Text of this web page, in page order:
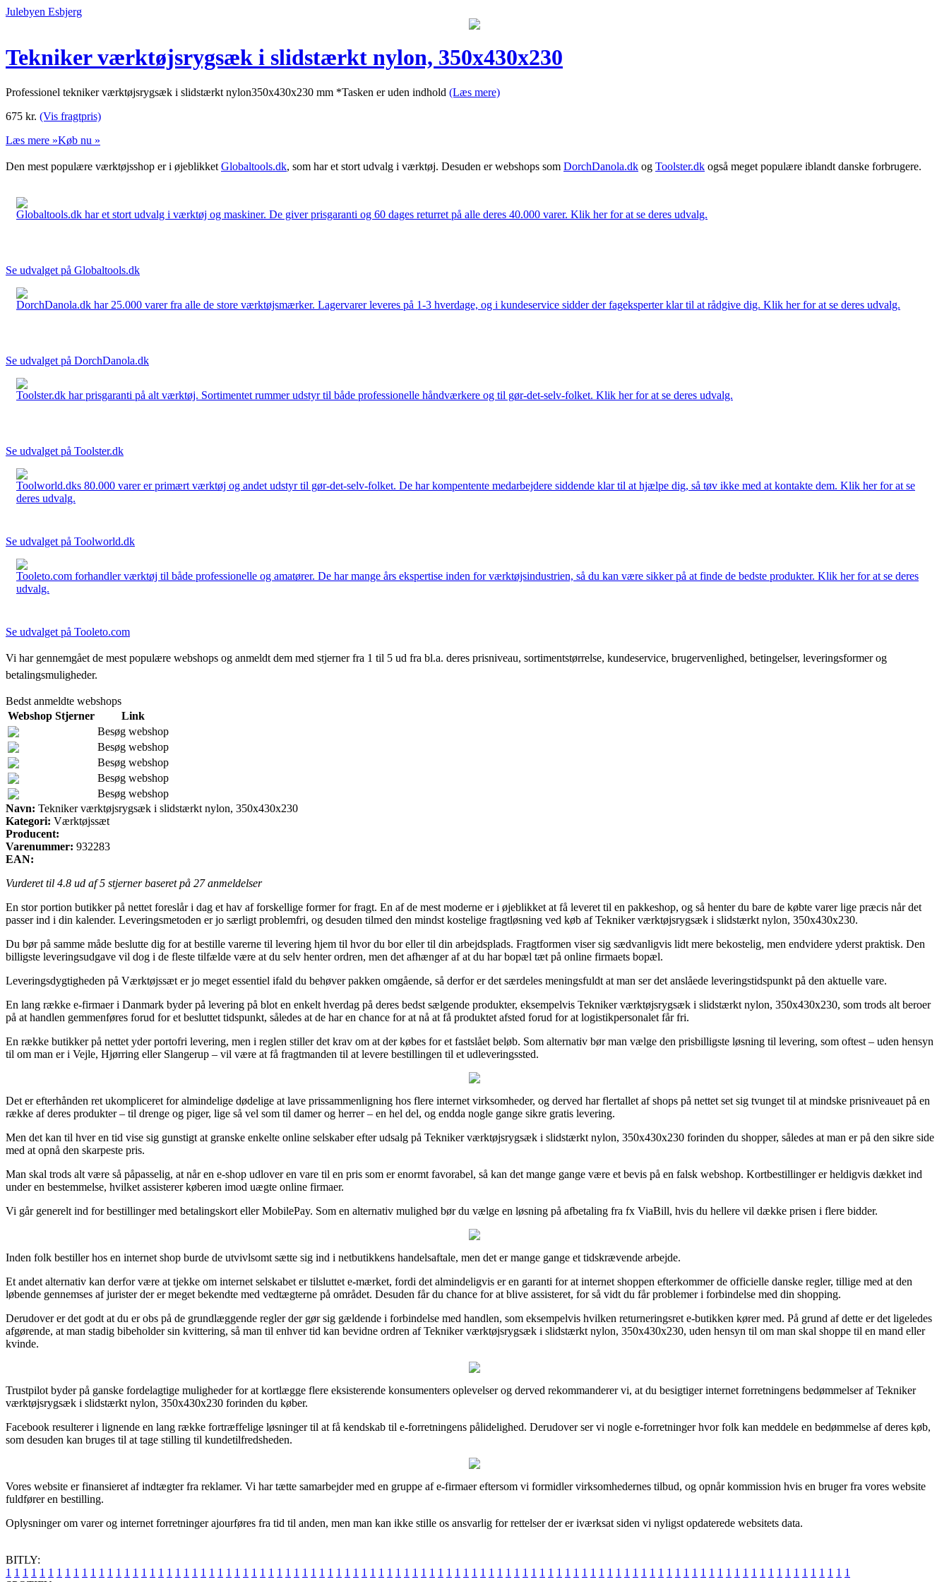
Julebyen Esbjerg
Tekniker værktøjsrygsæk i slidstærkt nylon, 350x430x230
Professionel tekniker værktøjsrygsæk i slidstærkt nylon350x430x230 mm *Tasken er uden indhold (Læs mere)
675 kr. (Vis fragtpris)
Læs mere »Køb nu »
Den mest populære værktøjsshop er i øjeblikket Globaltools.dk, som har et stort udvalg i værktøj. Desuden er webshops som DorchDanola.dk og Toolster.dk også meget populære iblandt danske forbrugere.
Globaltools.dk har et stort udvalg i værktøj og maskiner. De giver prisgaranti og 60 dages returret på alle deres 40.000 varer. Klik her for at se deres udvalg.
Se udvalget på Globaltools.dk
DorchDanola.dk har 25.000 varer fra alle de store værktøjsmærker. Lagervarer leveres på 1-3 hverdage, og i kundeservice sidder der fageksperter klar til at rådgive dig. Klik her for at se deres udvalg.
Se udvalget på DorchDanola.dk
Toolster.dk har prisgaranti på alt værktøj. Sortimentet rummer udstyr til både professionelle håndværkere og til gør-det-selv-folket. Klik her for at se deres udvalg.
Se udvalget på Toolster.dk
Toolworld.dks 80.000 varer er primært værktøj og andet udstyr til gør-det-selv-folket. De har kompentente medarbejdere siddende klar til at hjælpe dig, så tøv ikke med at kontakte dem. Klik her for at se
deres udvalg.
Se udvalget på Toolworld.dk
Tooleto.com forhandler værktøj til både professionelle og amatører. De har mange års ekspertise inden for værktøjsindustrien, så du kan være sikker på at finde de bedste produkter. Klik her for at se deres
udvalg.
Se udvalget på Tooleto.com
Vi har gennemgået de mest populære webshops og anmeldt dem med stjerner fra 1 til 5 ud fra bl.a. deres prisniveau, sortimentstørrelse, kundeservice, brugervenlighed, betingelser, leveringsformer og
betalingsmuligheder.
Bedst anmeldte webshops
Webshop Stjerner
Link
Besøg webshop
Besøg webshop
Besøg webshop
Besøg webshop
Besøg webshop
Navn: Tekniker værktøjsrygsæk i slidstærkt nylon, 350x430x230
Kategori: Værktøjssæt
Producent:
Varenummer: 932283
EAN:
Vurderet til 4.8 ud af 5 stjerner baseret på 27anmeldelser
En stor portion butikker på nettet foreslår i dag et hav af forskellige former for fragt. En af de mest moderne er i øjeblikket at få leveret til en pakkeshop, og så henter du bare de købte varer lige præcis når det
passer ind i din kalender. Leveringsmetoden er jo særligt problemfri, og desuden tilmed den mindst kostelige fragtløsning ved køb af Tekniker værktøjsrygsæk i slidstærkt nylon, 350x430x230.
Du bør på samme måde beslutte dig for at bestille varerne til levering hjem til hvor du bor eller til din arbejdsplads. Fragtformen viser sig sædvanligvis lidt mere bekostelig, men endvidere yderst praktisk. Den
billigste leveringsudgave vil dog i de fleste tilfælde være at du selv henter ordren, men det afhænger af at du har bopæl tæt på online firmaets bopæl.
Leveringsdygtigheden på Værktøjssæt er jo meget essentiel ifald du behøver pakken omgående, så derfor er det særdeles meningsfuldt at man ser det anslåede leveringstidspunkt på den aktuelle vare.
En lang række e-firmaer i Danmark byder på levering på blot en enkelt hverdag på deres bedst sælgende produkter, eksempelvis Tekniker værktøjsrygsæk i slidstærkt nylon, 350x430x230, som trods alt beroer
på at handlen gemmenføres forud for et besluttet tidspunkt, således at de har en chance for at nå at få produktet afsted forud for at logistikpersonalet får fri.
En række butikker på nettet yder portofri levering, men i reglen stiller det krav om at der købes for et fastslået beløb. Som alternativ bør man vælge den prisbilligste løsning til levering, som oftest – uden hensyn
til om man er i Vejle, Hjørring eller Slangerup – vil være at få fragtmanden til at levere bestillingen til et udleveringssted.
Det er efterhånden ret ukompliceret for almindelige dødelige at lave prissammenligning hos flere internet virksomheder, og derved har flertallet af shops på nettet set sig tvunget til at mindske prisniveauet på en
række af deres produkter – til drenge og piger, lige så vel som til damer og herrer – en hel del, og endda nogle gange sikre gratis levering.
Men det kan til hver en tid vise sig gunstigt at granske enkelte online selskaber efter udsalg på Tekniker værktøjsrygsæk i slidstærkt nylon, 350x430x230 forinden du shopper, således at man er på den sikre side
med at opnå den skarpeste pris.
Man skal trods alt være så påpasselig, at når en e-shop udlover en vare til en pris som er enormt favorabel, så kan det mange gange være et bevis på en falsk webshop. Kortbestillinger er heldigvis dækket ind
under en bestemmelse, hvilket assisterer køberen imod uægte online firmaer.
Vi går generelt ind for bestillinger med betalingskort eller MobilePay. Som en alternativ mulighed bør du vælge en løsning på afbetaling fra fx ViaBill, hvis du hellere vil dække prisen i flere bidder.
Inden folk bestiller hos en internet shop burde de utvivlsomt sætte sig ind i netbutikkens handelsaftale, men det er mange gange et tidskrævende arbejde.
Et andet alternativ kan derfor være at tjekke om internet selskabet er tilsluttet e-mærket, fordi det almindeligvis er en garanti for at internet shoppen efterkommer de officielle danske regler, tillige med at den
løbende gennemses af jurister der er meget bekendte med vedtægterne på området. Desuden får du chance for at blive assisteret, for så vidt du får problemer i forbindelse med din shopping.
Derudover er det godt at du er obs på de grundlæggende regler der gør sig gældende i forbindelse med handlen, som eksempelvis hvilken returneringsret e-butikken kører med. På grund af dette er det ligeledes
afgørende, at man stadig bibeholder sin kvittering, så man til enhver tid kan bevidne ordren af Tekniker værktøjsrygsæk i slidstærkt nylon, 350x430x230, uden hensyn til om man skal shoppe til en mand eller
kvinde.
Trustpilot byder på ganske fordelagtige muligheder for at kortlægge flere eksisterende konsumenters oplevelser og derved rekommanderer vi, at du besigtiger internet forretningens bedømmelser af Tekniker
værktøjsrygsæk i slidstærkt nylon, 350x430x230 forinden du køber.
Facebook resulterer i lignende en lang række fortræffelige løsninger til at få kendskab til e-forretningens pålidelighed. Derudover ser vi nogle e-forretninger hvor folk kan meddele en bedømmelse af deres køb,
som desuden kan bruges til at tage stilling til kundetilfredsheden.
Vores website er finansieret af indtægter fra reklamer. Vi har tætte samarbejder med en gruppe af e-firmaer eftersom vi formidler virksomhedernes tilbud, og opnår kommission hvis en bruger fra vores website
fuldfører en bestilling.
Oplysninger om varer og internet forretninger ajourføres fra tid til anden, men man kan ikke stille os ansvarlig for rettelser der er iværksat siden vi nyligst opdaterede websitets data.
BITLY:
1 1 1 1 1 1 1 1 1 1 1 1 1 1 1 1 1 1 1 1 1 1 1 1 1 1 1 1 1 1 1 1 1 1 1 1 1 1 1 1 1 1 1 1 1 1 1 1 1 1 1 1 1 1 1 1 1 1 1 1 1 1 1 1 1 1 1 1 1 1 1 1 1 1 1 1 1 1 1 1 1 1 1 1 1 1 1 1 1 1 1 1 1 1 1 1 1 1 1 1